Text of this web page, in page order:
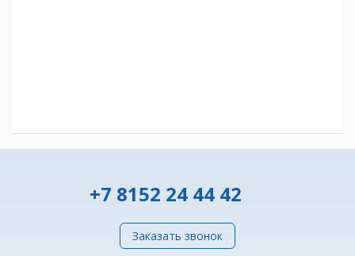
+7 8152 24 44 42
Заказать звонок